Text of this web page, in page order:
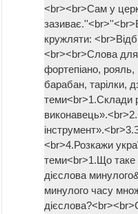
<br><br>Сам у
кружляти:
<br><br>Слова для
фортепіано, рояль,
барабан, тарілки,
теми<br>1.Склади
<br>4.Розкажи
теми<br>1.Що таке
дієслова
минулого часу